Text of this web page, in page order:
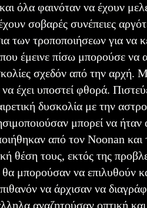
όλα φαινόταν να έχουν
σοβαρές συνέπειες
των τροποποιήσεων για να
έμεινε πίσω μπορούσε να
σχεδόν από την αρχή.
να έχει υποστεί φθορά.
δυσκολία με την
μπορεί να ήταν
από τον Noonan
θέση τους, εκτός της
μπορούσαν να επιλυθούν
να άρχισαν να
αναζητούσαν οπτική